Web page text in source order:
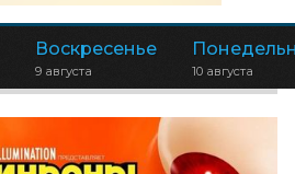
Воскресенье
9 августа 10 августа